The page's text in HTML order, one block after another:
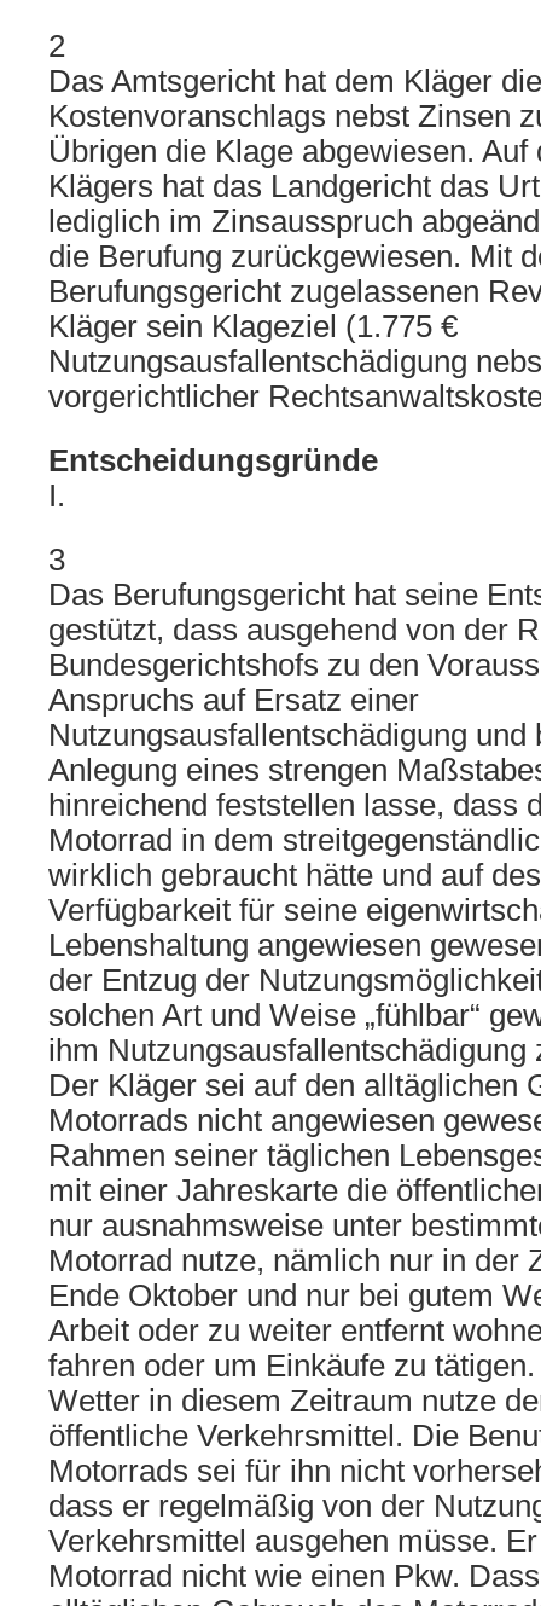
2
Das Amtsgericht hat dem Kläger
Kostenvoranschlags nebst Zinsen
Übrigen die Klage abgewiesen. Auf
Klägers hat das Landgericht das
lediglich im Zinsausspruch
die Berufung zurückgewiesen. Mit
Berufungsgericht zugelassenen
Kläger sein Klageziel (1.775 €
Nutzungsausfallentschädigung
vorgerichtlicher
Entscheidungsgründe
I.
3
Das Berufungsgericht hat seine
gestützt, dass ausgehend von der
Bundesgerichtshofs zu den
Anspruchs auf Ersatz einer
Nutzungsausfallentschädigung und
Anlegung eines strengen
hinreichend feststellen lasse, dass
Motorrad in dem
wirklich gebraucht hätte und auf
Verfügbarkeit für seine
Lebenshaltung angewiesen
der Entzug der
solchen Art und Weise „fühlbar“
ihm Nutzungsausfallentschädigung
Der Kläger sei auf den alltäglichen
Motorrads nicht angewiesen
Rahmen seiner täglichen
mit einer Jahreskarte die
nur ausnahmsweise unter
Motorrad nutze, nämlich nur in der
Ende Oktober und nur bei gutem
Arbeit oder zu weiter entfernt
fahren oder um Einkäufe zu
Wetter in diesem Zeitraum nutze
öffentliche Verkehrsmittel. Die
Motorrads sei für ihn nicht
dass er regelmäßig von der
Verkehrsmittel ausgehen müsse.
Motorrad nicht wie einen Pkw.